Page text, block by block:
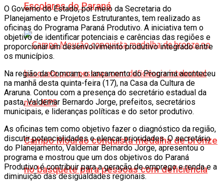
Escolares do Paraná
Campo Mourão conquista medalha de bronze
no basquete para pessoas com deficiência
O Governo do Estado, por meio da Secretaria do
Planejamento e Projetos Estruturantes, tem realizado as
oficinas do Programa Paraná Produtivo. A iniciativa tem o
objetivo de identificar potenciais e carências das regiões e
proporcionar um desenvolvimento produtivo integrado entre
os municípios.
Na região da Comcam, o lançamento do Programa aconteceu
na manhã desta quinta-feira (17), na Casa da Cultura de
Araruna. Contou com a presença do secretário estadual da
pasta, Valdemar Bernardo Jorge, prefeitos, secretários
municipais, e lideranças políticas e do setor produtivo.
As oficinas tem como objetivo fazer o diagnóstico da região,
discutir potencialidades e elencar prioridades. O secretário
do Planejamento, Valdemar Bernardo Jorge, apresentou o
programa e mostrou que um dos objetivos do Paraná
Produtivo é contribuir para a geração de emprego e renda e a
diminuição das desigualdades regionais.